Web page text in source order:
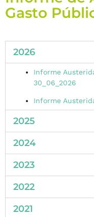
Gasto
2026
Informe
30_06_2026
Informe
2025
2024
2023
2022
2021